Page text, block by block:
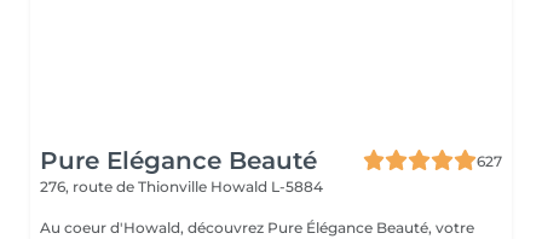
Pure Elégance Beauté
627
276, route de Thionville Howald L-5884
Au coeur d'Howald, découvrez Pure Élégance Beauté, votre